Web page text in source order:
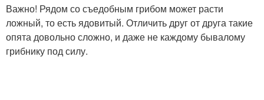
Важно! Рядом со съедобным грибом может расти
ложный, то есть ядовитый. Отличить друг от друга такие
опята довольно сложно, и даже не каждому бывалому
грибнику под силу.